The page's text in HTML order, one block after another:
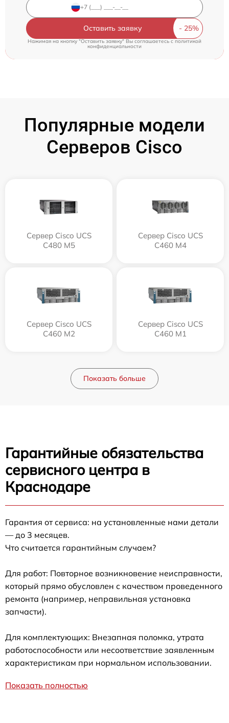
Оставить заявку
Нажимая на кнопку "Оставить заявку" Вы соглашаетесь cполитикой
конфиденциальности
Популярные модели
Серверов Cisco
Сервер Cisco UCS
C480 M5
Сервер Cisco UCS
C460 M4
Сервер Cisco UCS
C460 M2
Сервер Cisco UCS
C460 M1
Показать больше
Гарантийные обязательства
сервисного центра в
Краснодаре
Гарантия от сервиса: на установленные нами детали
— до 3 месяцев.
Что считается гарантийным случаем?
Для работ: Повторное возникновение неисправности,
который прямо обусловлен с качеством проведенного
ремонта (например, неправильная установка
запчасти).
Для комплектующих: Внезапная поломка, утрата
работоспособности или несоответствие заявленным
характеристикам при нормальном использовании.
Показать полностью